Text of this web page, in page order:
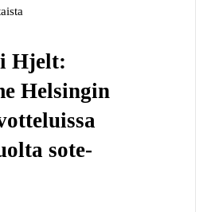
Hjelt:
Helsingin
sote-